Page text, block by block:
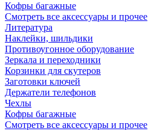
Кофры багажные
Смотреть все аксессуары и прочее
Литература
Наклейки, шильдики
Противоугонное оборудование
Зеркала и переходники
Корзинки для скутеров
Заготовки ключей
Держатели телефонов
Чехлы
Кофры багажные
Смотреть все аксессуары и прочее